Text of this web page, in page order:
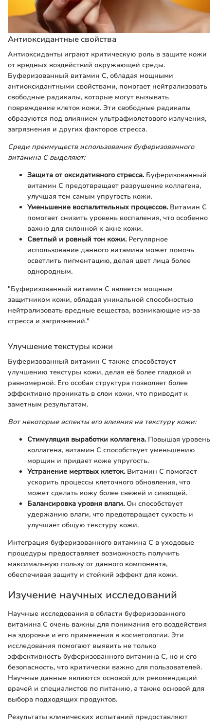
Антиоксидантные свойства
Антиоксиданты играют критическую роль в защите кожи
от вредных воздействий окружающей среды.
Буферизованный витамин C, обладая мощными
антиоксидантными свойствами, помогает нейтрализовать
свободные радикалы, которые могут вызывать
повреждение клеток кожи. Эти свободные радикалы
образуются под влиянием ультрафиолетового излучения,
загрязнения и других факторов стресса.
Среди преимуществ использования буферизованного
витамина C выделяют:
Защита от оксидативного стресса.Буферизованный
витамин C предотвращает разрушение коллагена,
улучшая тем самым упругость кожи.
Уменьшение воспалительных процессов.Витамин C
помогает снизить уровень воспаления, что особенно
важно для склонной к акне кожи.
Светлый и ровный тон кожи.Регулярное
использование данного витамина может помочь
осветлить пигментацию, делая цвет лица более
однородным.
"Буферизованный витамин C является мощным
защитником кожи, обладая уникальной способностью
нейтрализовать вредные вещества, возникающие из-за
стресса и загрязнений."
Улучшение текстуры кожи
Буферизованный витамин C также способствует
улучшению текстуры кожи, делая её более гладкой и
равномерной. Его особая структура позволяет более
эффективно проникать в слои кожи, что приводит к
заметным результатам.
Вот некоторые аспекты его влияния на текстуру кожи:
Стимуляция выработки коллагена.Повышая уровень
коллагена, витамин C способствует уменьшению
морщин и придает коже упругость.
Устранение мертвых клеток.Витамин C помогает
ускорить процессы клеточного обновления, что
может сделать кожу более свежей и сияющей.
Балансировка уровня влаги.Он способствует
удержанию влаги, что предотвращает сухость и
улучшает общую текстуру кожи.
Интеграция буферизованного витамина C в уходовые
процедуры предоставляет возможность получить
максимальную пользу от данного компонента,
обеспечивая защиту и стойкий эффект для кожи.
Изучение научных исследований
Научные исследования в области буферизованного
витамина C очень важны для понимания его воздействия
на здоровье и его применения в косметологии. Эти
исследования помогают выявить не только
эффективность буферизованного витамина C, но и его
безопасность, что критически важно для пользователей.
Научные данные являются основой для рекомендаций
врачей и специалистов по питанию, а также основой для
выбора подходящих продуктов.
Результаты клинических испытаний предоставляют